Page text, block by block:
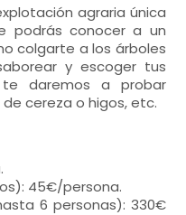
agraria única
podrás conocer a un
colgarte a los árboles
y escoger tus
te daremos a probar
cereza o higos, etc.
45€/persona.
6 personas): 330€